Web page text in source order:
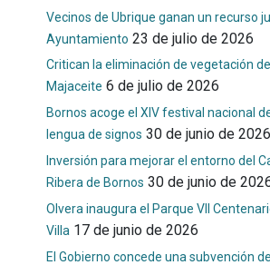
Vecinos de Ubrique ganan un recurso
Ayuntamiento 23 de julio de 2026
Critican la eliminación de vegetación
Majaceite 6 de julio de 2026
Bornos acoge el XIV festival nacional
lengua de signos 30 de junio de 2026
Inversión para mejorar el entorno del
Ribera de Bornos 30 de junio de
Olvera inaugura el Parque VII
Villa 17 de junio de 2026
El Gobierno concede una subvención